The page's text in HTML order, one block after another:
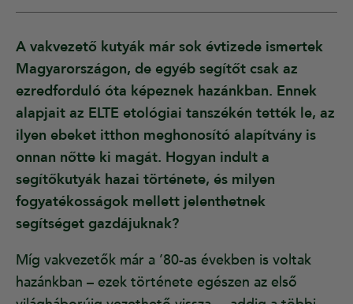
A vakvezető kutyák már sok évtizede ismertek
Magyarországon, de egyéb segítőt csak az
ezredforduló óta képeznek hazánkban. Ennek
alapjait az ELTE etológiai tanszékén tették le, az
ilyen ebeket itthon meghonosító alapítvány is
onnan nőtte ki magát. Hogyan indult a
segítőkutyák hazai története, és milyen
fogyatékosságok mellett jelenthetnek
segítséget gazdájuknak?
Míg vakvezetők már a ’80-as években is voltak
hazánkban – ezek története egészen az első